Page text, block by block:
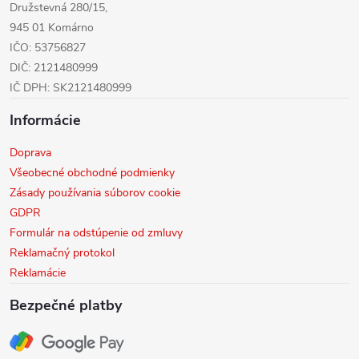
Družstevná 280/15,
945 01 Komárno
IČO: 53756827
DIČ: 2121480999
IČ DPH: SK2121480999
Informácie
Doprava
Všeobecné obchodné podmienky
Zásady používania súborov cookie
GDPR
Formulár na odstúpenie od zmluvy
Reklamačný protokol
Reklamácie
Bezpečné platby